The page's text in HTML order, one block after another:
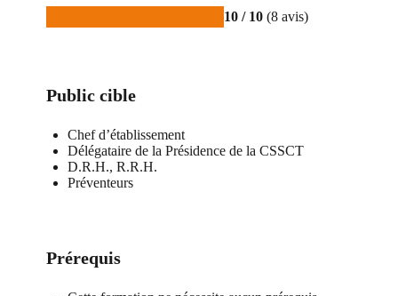
10 / 10 (8 avis)
Public cible
Chef d’établissement
Délégataire de la Présidence de la CSSCT
D.R.H., R.R.H.
Préventeurs
Prérequis